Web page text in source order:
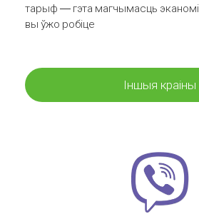
тарыф — гэта магчымасць
вы ўжо робіце
Іншыя краіны